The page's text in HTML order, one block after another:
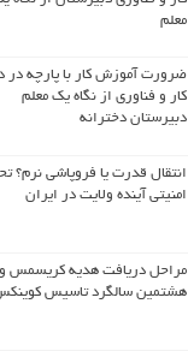
معلم
ضرورت آموزش کار با پارچه
کار و فناوری از نگاه یک معلم
دبیرستان دخترانه
انتقال قدرت یا فروپاشی نرم؟
امنیتی آینده ولایت در ایران
مراحل دریافت هدیه کریسمس و
هشتمین سالگرد تاسیس